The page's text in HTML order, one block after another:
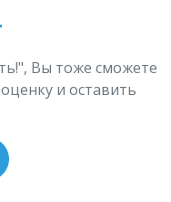
Вы тоже сможете
и оставить